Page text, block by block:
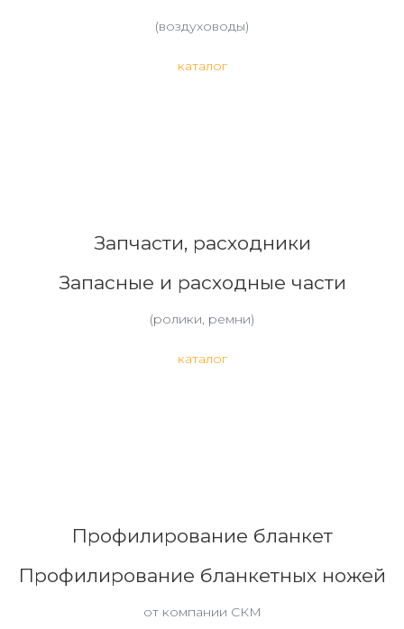
(воздуховоды)
каталог
Запчасти, расходники
Запасные и расходные части
(ролики, ремни)
каталог
Профилирование бланкет
Профилирование бланкетных ножей
от компании СКМ